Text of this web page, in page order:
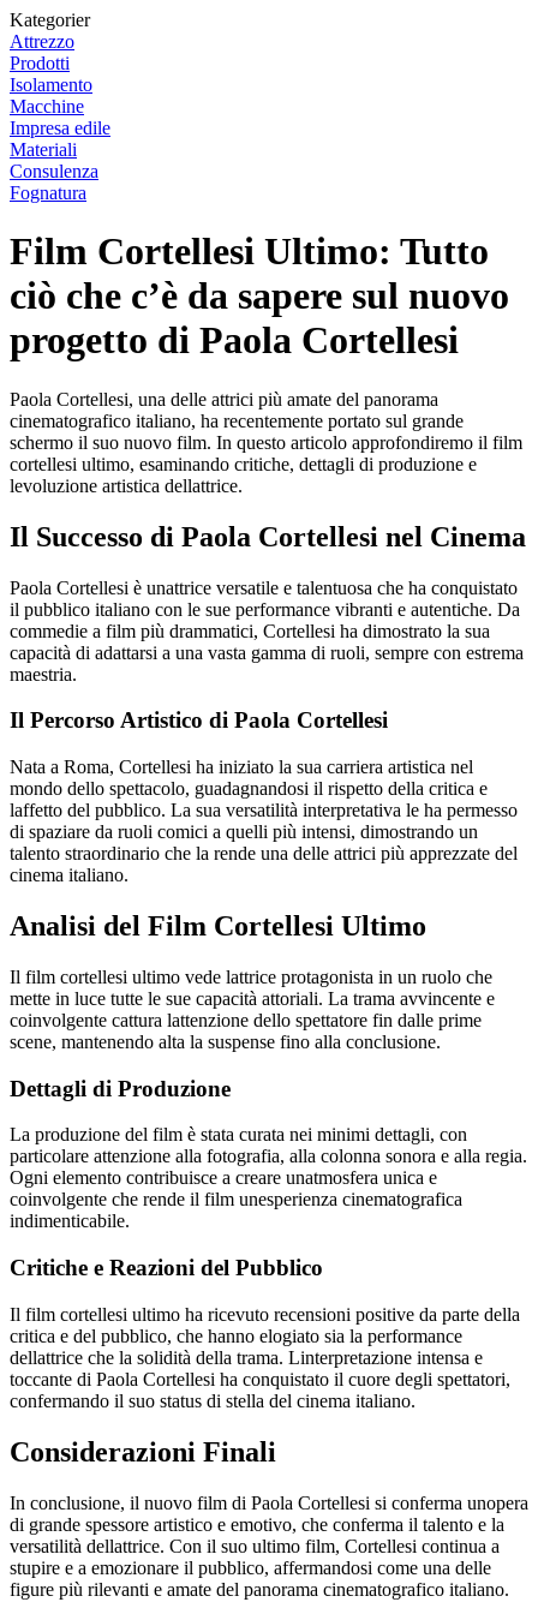
Kategorier
Attrezzo
Prodotti
Isolamento
Macchine
Impresa edile
Materiali
Consulenza
Fognatura
Film Cortellesi Ultimo: Tutto
ciò che c’è da sapere sul nuovo
progetto di Paola Cortellesi
Paola Cortellesi, una delle attrici più amate del panorama
cinematografico italiano, ha recentemente portato sul grande
schermo il suo nuovo film. In questo articolo approfondiremo il film
cortellesi ultimo, esaminando critiche, dettagli di produzione e
levoluzione artistica dellattrice.
Il Successo di Paola Cortellesi nel Cinema
Paola Cortellesi è unattrice versatile e talentuosa che ha conquistato
il pubblico italiano con le sue performance vibranti e autentiche. Da
commedie a film più drammatici, Cortellesi ha dimostrato la sua
capacità di adattarsi a una vasta gamma di ruoli, sempre con estrema
maestria.
Il Percorso Artistico di Paola Cortellesi
Nata a Roma, Cortellesi ha iniziato la sua carriera artistica nel
mondo dello spettacolo, guadagnandosi il rispetto della critica e
laffetto del pubblico. La sua versatilità interpretativa le ha permesso
di spaziare da ruoli comici a quelli più intensi, dimostrando un
talento straordinario che la rende una delle attrici più apprezzate del
cinema italiano.
Analisi del Film Cortellesi Ultimo
Il film cortellesi ultimo vede lattrice protagonista in un ruolo che
mette in luce tutte le sue capacità attoriali. La trama avvincente e
coinvolgente cattura lattenzione dello spettatore fin dalle prime
scene, mantenendo alta la suspense fino alla conclusione.
Dettagli di Produzione
La produzione del film è stata curata nei minimi dettagli, con
particolare attenzione alla fotografia, alla colonna sonora e alla regia.
Ogni elemento contribuisce a creare unatmosfera unica e
coinvolgente che rende il film unesperienza cinematografica
indimenticabile.
Critiche e Reazioni del Pubblico
Il film cortellesi ultimo ha ricevuto recensioni positive da parte della
critica e del pubblico, che hanno elogiato sia la performance
dellattrice che la solidità della trama. Linterpretazione intensa e
toccante di Paola Cortellesi ha conquistato il cuore degli spettatori,
confermando il suo status di stella del cinema italiano.
Considerazioni Finali
In conclusione, il nuovo film di Paola Cortellesi si conferma unopera
di grande spessore artistico e emotivo, che conferma il talento e la
versatilità dellattrice. Con il suo ultimo film, Cortellesi continua a
stupire e a emozionare il pubblico, affermandosi come una delle
figure più rilevanti e amate del panorama cinematografico italiano.